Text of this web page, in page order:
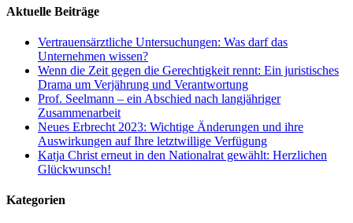
Mail
Aktuelle Beiträge
Vertrauensärztliche Untersuchungen: Was darf das
Unternehmen wissen?
Wenn die Zeit gegen die Gerechtigkeit rennt: Ein juristisches
Drama um Verjährung und Verantwortung
Prof. Seelmann – ein Abschied nach langjähriger
Zusammenarbeit
Neues Erbrecht 2023: Wichtige Änderungen und ihre
Auswirkungen auf Ihre letztwillige Verfügung
Katja Christ erneut in den Nationalrat gewählt: Herzlichen
Glückwunsch!
Kategorien